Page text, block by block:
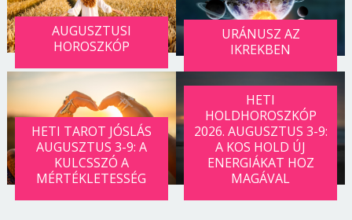
AUGUSZTUSI
HOROSZKÓP
URÁNUSZ AZ
IKREKBEN
HETI TAROT JÓSLÁS
AUGUSZTUS 3-9: A
KULCSSZÓ A
MÉRTÉKLETESSÉG
HETI
HOLDHOROSZKÓP
2026. AUGUSZTUS 3-9:
A KOS HOLD ÚJ
ENERGIÁKAT HOZ
MAGÁVAL